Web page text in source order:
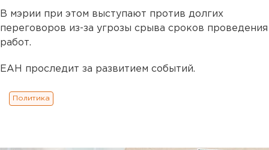
В мэрии при этом выступают против долгих
переговоров из-за угрозы срыва сроков проведения
работ.
ЕАН проследит за развитием событий.
Политика